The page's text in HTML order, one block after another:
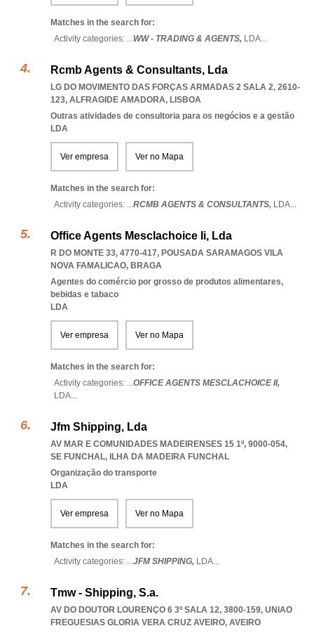
Matches in the search for:
Activity categories: ...WW - TRADING & AGENTS, LDA...
Rcmb Agents & Consultants, Lda
LG DO MOVIMENTO DAS FORÇAS ARMADAS 2 SALA 2, 2610-
123, ALFRAGIDE AMADORA, LISBOA
Outras atividades de consultoria para os negócios e a gestão
LDA
Ver empresa Ver no Mapa
Matches in the search for:
Activity categories: ...RCMB AGENTS & CONSULTANTS, LDA...
Office Agents Mesclachoice Ii, Lda
R DO MONTE 33, 4770-417, POUSADA SARAMAGOS VILA
NOVA FAMALICAO, BRAGA
Agentes do comércio por grosso de produtos alimentares,
bebidas e tabaco
LDA
Ver empresa Ver no Mapa
Matches in the search for:
Activity categories: ...OFFICE AGENTS MESCLACHOICE II,
LDA...
Jfm Shipping, Lda
AV MAR E COMUNIDADES MADEIRENSES 15 1º, 9000-054,
SE FUNCHAL, ILHA DA MADEIRA FUNCHAL
Organização do transporte
LDA
Ver empresa Ver no Mapa
Matches in the search for:
Activity categories: ...JFM SHIPPING, LDA...
Tmw - Shipping, S.a.
AV DO DOUTOR LOURENÇO 6 3º SALA 12, 3800-159, UNIAO
FREGUESIAS GLORIA VERA CRUZ AVEIRO, AVEIRO